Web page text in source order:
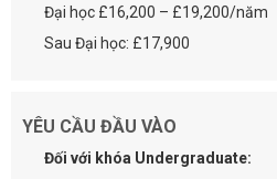
Đại học £16,200 – £19,200/năm
Sau Đại học: £17,900
YÊU CẦU ĐẦU VÀO
Đối với khóa Undergraduate: